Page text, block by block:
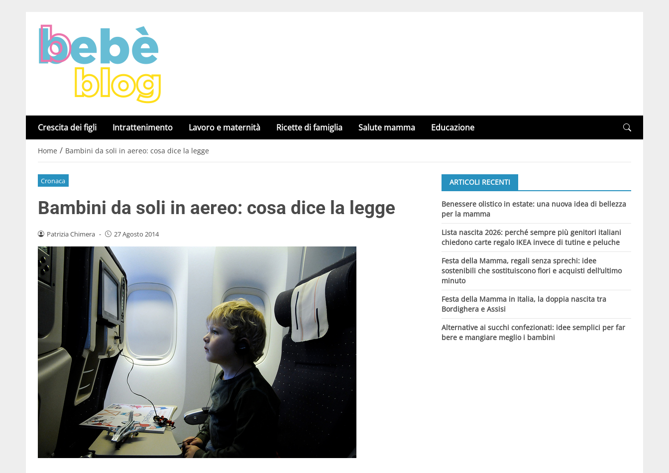
Crescita dei figli Intrattenimento Lavoro e maternità Ricette di famiglia Salute mamma Educazione
Home / Bambini da soli in aereo: cosa dice la legge
Cronaca
Bambini da soli in aereo: cosa dice la legge
Patrizia Chimera - 27 Agosto 2014
ARTICOLI RECENTI
Benessere olistico in estate: una nuova idea di bellezza
per la mamma
Lista nascita 2026: perché sempre più genitori italiani
chiedono carte regalo IKEA invece di tutine e peluche
Festa della Mamma, regali senza sprechi: idee
sostenibili che sostituiscono fiori e acquisti dell’ultimo
minuto
Festa della Mamma in Italia, la doppia nascita tra
Bordighera e Assisi
Alternative ai succhi confezionati: idee semplici per far
bere e mangiare meglio i bambini